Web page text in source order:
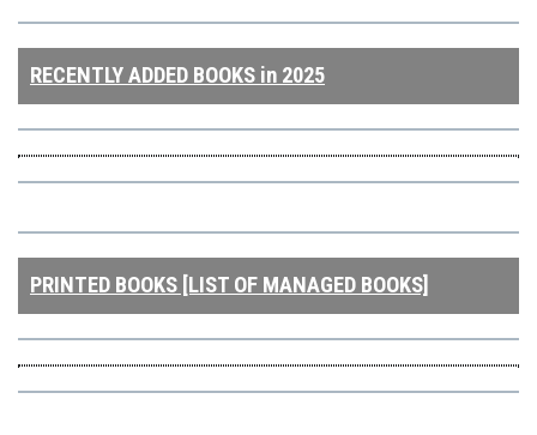
RECENTLY ADDED BOOKS in 2025
PRINTED BOOKS [LIST OF MANAGED BOOKS]